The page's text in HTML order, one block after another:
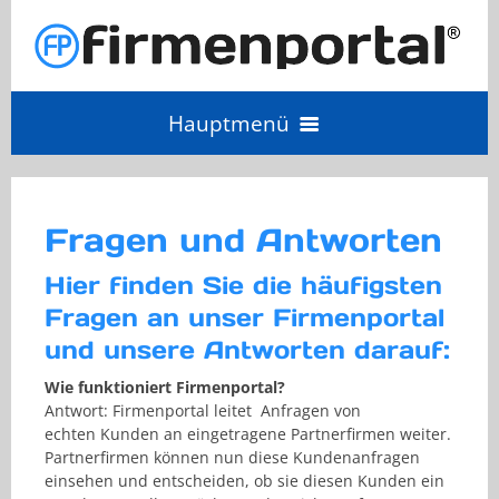
Hauptmenü
Anbieter werden
Fragen und Antworten
Hier finden Sie die häufigsten
Fragen an unser Firmenportal
und unsere Antworten darauf:
Wie funktioniert Firmenportal?
Antwort: Firmenportal leitet Anfragen von
echten Kunden an eingetragene Partnerfirmen weiter.
Partnerfirmen können nun diese Kundenanfragen
einsehen und entscheiden, ob sie diesen Kunden ein